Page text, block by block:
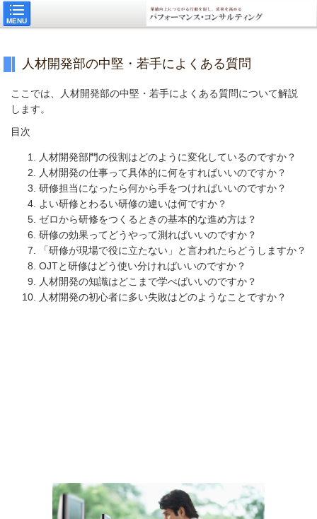
MENU
人材開発部の中堅・若手によくある質問
ここでは、人材開発部の中堅・若手によくある質問について解説
します。
目次
人材開発部門の役割はどのように変化しているのですか？
人材開発の仕事って具体的に何をすればいいのですか？
研修担当になったら何から手をつければいいのですか？
よい研修とわるい研修の違いは何ですか？
ゼロから研修をつくるときの基本的な進め方は？
研修の効果ってどうやって測ればいいのですか？
「研修が現場で役に立たない」と言われたらどうしますか？
OJTと研修はどう使い分ければいいのですか？
人材開発の知識はどこまで学べばいいのですか？
人材開発の初心者に多い失敗はどのようなことですか？